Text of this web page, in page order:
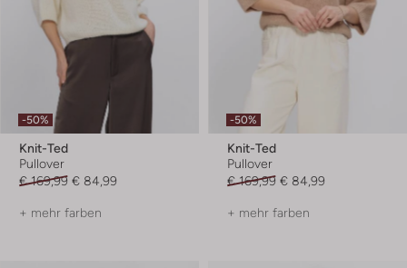
-50%
Knit-Ted
Pullover
€ 169,99 € 84,99
+ mehr farben
-50%
Knit-Ted
Pullover
€ 169,99 € 84,99
+ mehr farben